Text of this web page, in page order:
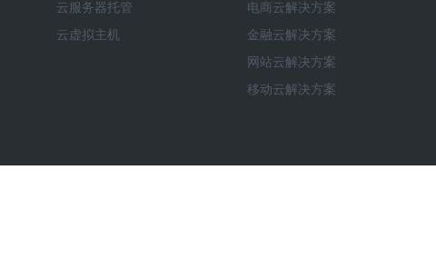
云服务器托管
云虚拟主机
电商云解决方案
金融云解决方案
网站云解决方案
移动云解决方案